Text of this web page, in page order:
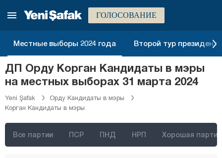
ГОЛОСОВАНИЕ
Местные выборы 2024 года Второй тур
ДП Орду Корган Кандидаты в мэры
на местных выборах 31 марта 2024
Yeni Şafak
Орду Кандидаты в мэры
Корган Кандидаты в мэры
Все партии ПСР ПНД НРП Хорошая партия
Маниса
Мерсин
Мугла
Муш
Нигде